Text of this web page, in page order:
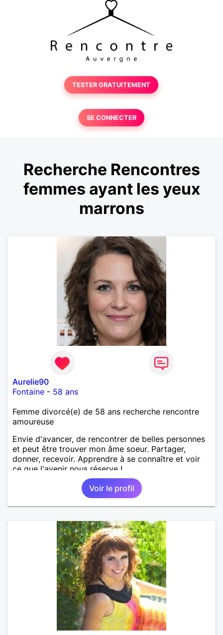
TESTER GRATUITEMENT
SE CONNECTER
Recherche Rencontres
femmes ayant les yeux
marrons
Aurelie90
Fontaine - 58 ans
Femme divorcé(e) de 58 ans recherche rencontre
amoureuse
Envie d'avancer, de rencontrer de belles personnes
et peut être trouver mon âme soeur. Partager,
donner, recevoir. Apprendre à se connaître et voir
ce que l'avenir nous réserve !
Voir le profil